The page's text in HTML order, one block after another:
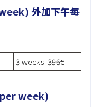
外加下午每
3 weeks: 396€
week)